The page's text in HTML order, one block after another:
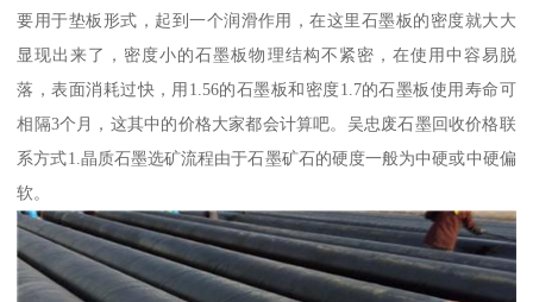
要用于垫板形式，起到一个润滑作用，在这里石墨板的密度就大大
显现出来了，密度小的石墨板物理结构不紧密，在使用中容易脱
落，表面消耗过快，用1.56的石墨板和密度1.7的石墨板使用寿命可
相隔3个月，这其中的价格大家都会计算吧。吴忠废石墨回收价格联
系方式1.晶质石墨选矿流程由于石墨矿石的硬度一般为中硬或中硬偏
软。